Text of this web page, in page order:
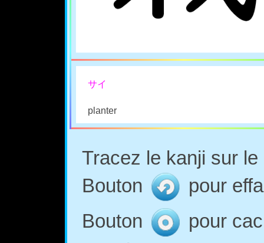
サイ
planter
Tracez le kanji sur
Bouton
pour
Bouton
pour